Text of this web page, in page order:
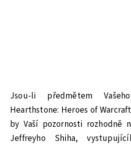
Jsou-li předmětem
Hearthstone: Heroes of
by Vaší pozornosti rozhodně
Jeffreyho Shiha,